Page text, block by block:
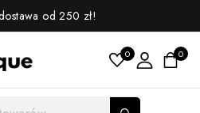
od 250 zł!
0 0